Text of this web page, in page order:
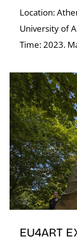
Location:
University of
Time: 2023.
EU4ART